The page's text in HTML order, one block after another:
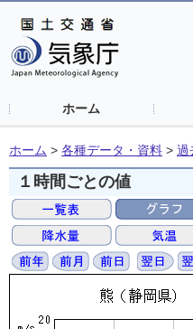
ホーム
ホーム > 各種データ・資料 > 過
１時間ごとの値